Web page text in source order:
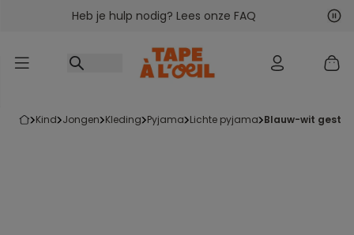
Ga naar inhoudHeb je hulp nodig? Lees onze FAQ
kind jongen kleding pyjama lichte pyjama blauw-wit